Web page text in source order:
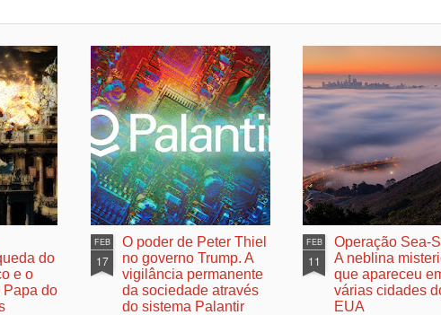
do
e o
Papa do
FEB
17
O poder de Peter Thiel
no governo Trump. A
vigilância permanente
da sociedade através
do sistema Palantir
FEB
11
Operação Sea-
A neblina
que apareceu
várias cidades
EUA